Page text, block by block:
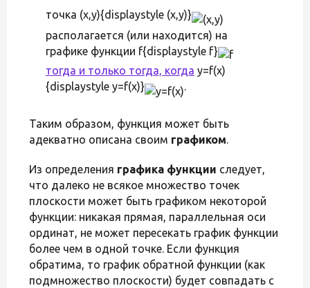
точка (x,y){displaystyle (x,y)}
располагается (или находится) на
графике функции f{displaystyle f}
тогда и только тогда, когда y=f(x)
{displaystyle y=f(x)}
.
Таким образом, функция может быть
адекватно описана своим графиком.
Из определения графика функции следует,
что далеко не всякое множество точек
плоскости может быть графиком некоторой
функции: никакая прямая, параллельная оси
ординат, не может пересекать график функции
более чем в одной точке. Если функция
обратима, то график обратной функции (как
подмножество плоскости) будет совпадать с